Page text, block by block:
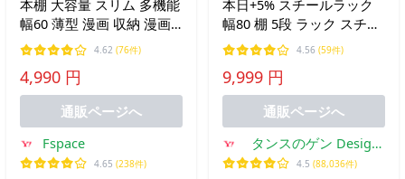
本棚 大容量 スリム 多機能
幅60 薄型 漫画 収納 漫画
棚 漫画本棚 コミックラッ
ク コミック収納 コミック
棚 ブックシェルフ シェル
フ 木製 書棚 CD セット
4.62 (76件)
4,990 円
通販ページへ
Fspace
4.65 (238件)
本日+5% スチールラック
幅80 棚 5段 ラック スチー
ル 可動棚 キャスター取り
外し可 スリム 収納ラック
キャスター キッチン オー
プンラック 収納棚 収納
4.56 (59件)
9,999 円
通販ページへ
タンスのゲン Design
the Future
4.5 (88,036件)